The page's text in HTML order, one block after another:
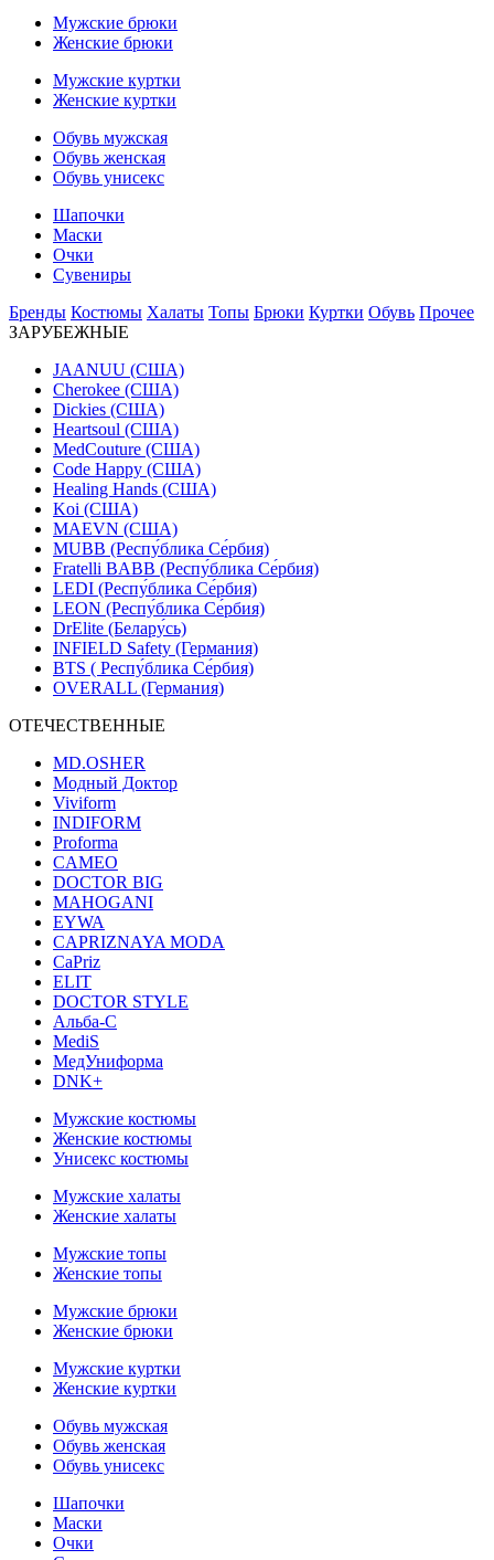
Мужские брюки
Женские брюки
Мужские куртки
Женские куртки
Обувь мужская
Обувь женская
Обувь унисекс
Шапочки
Маски
Очки
Сувениры
Бренды Костюмы Халаты Топы Брюки Куртки Обувь Прочее
ЗАРУБЕЖНЫЕ
JAANUU (США)
Cherokee (США)
Dickies (США)
Heartsoul (США)
MedCouture (США)
Code Happy (США)
Healing Hands (США)
Koi (США)
MAEVN (США)
MUBB (Респу́блика Се́рбия)
Fratelli BABB (Респу́блика Се́рбия)
LEDI (Респу́блика Се́рбия)
LEON (Респу́блика Се́рбия)
DrElite (Белару́сь)
INFIELD Safety (Германия)
BTS ( Респу́блика Се́рбия)
OVERALL (Германия)
ОТЕЧЕСТВЕННЫЕ
MD.OSHER
Модный Доктор
Viviform
INDIFORM
Proforma
CAMEO
DOCTOR BIG
MAHOGANI
EYWA
CAPRIZNAYA MODA
CaPriz
ELIT
DOCTOR STYLE
Альба-С
MediS
МедУниформа
DNK+
Мужские костюмы
Женские костюмы
Унисекс костюмы
Мужские халаты
Женские халаты
Мужские топы
Женские топы
Мужские брюки
Женские брюки
Мужские куртки
Женские куртки
Обувь мужская
Обувь женская
Обувь унисекс
Шапочки
Маски
Очки